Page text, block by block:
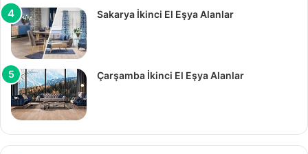
Sakarya İkinci El Eşya Alanlar
Çarşamba İkinci El Eşya Alanlar